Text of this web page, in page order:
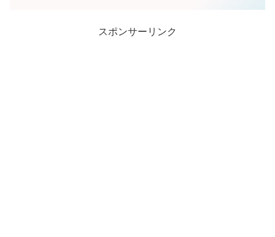
スポンサーリンク